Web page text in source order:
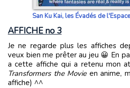
San Ku Kai, les Évadés de l'Espace
AFFICHE no 3
Je ne regarde plus les affiches depuis longtemps, mais je
veux bien me prêter au jeu 😀 En
a cette affiche qui a retenu mon
Transformers the Movieen anime,
affiche) ^^